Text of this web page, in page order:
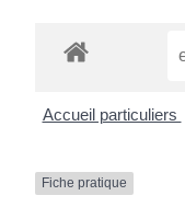
Accueil particuliers
Fiche pratique